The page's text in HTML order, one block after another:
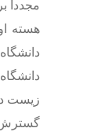
مجددا
زیست
گسترش